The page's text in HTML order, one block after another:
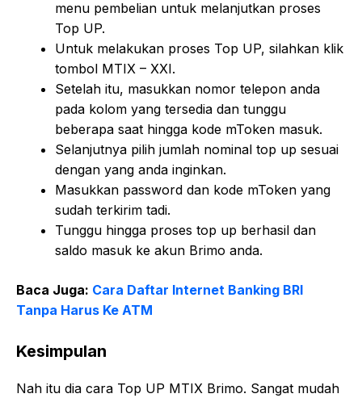
menu pembelian untuk melanjutkan proses
Top UP.
Untuk melakukan proses Top UP, silahkan klik
tombol MTIX – XXI.
Setelah itu, masukkan nomor telepon anda
pada kolom yang tersedia dan tunggu
beberapa saat hingga kode mToken masuk.
Selanjutnya pilih jumlah nominal top up sesuai
dengan yang anda inginkan.
Masukkan password dan kode mToken yang
sudah terkirim tadi.
Tunggu hingga proses top up berhasil dan
saldo masuk ke akun Brimo anda.
Baca Juga: Cara Daftar Internet Banking BRI
Tanpa Harus Ke ATM
Kesimpulan
Nah itu dia cara Top UP MTIX Brimo. Sangat mudah